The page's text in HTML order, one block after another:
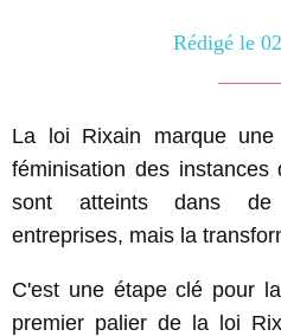
Rédigé le
La loi Rixain marque
féminisation des instances
sont atteints dans de
entreprises, mais la
C'est une étape clé pour
premier palier de la loi